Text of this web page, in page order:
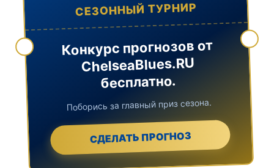
СЕЗОННЫЙ ТУРНИР
Конкурс прогнозов от
ChelseaBlues.RU
бесплатно.
Поборись за главный приз сезона.
СДЕЛАТЬ ПРОГНОЗ